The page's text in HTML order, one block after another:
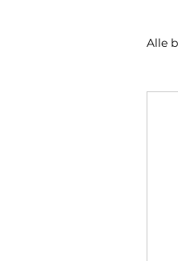
Alle